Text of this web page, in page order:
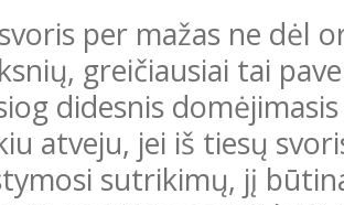
svoris per mažas ne dėl
greičiausiai tai
didesnis
atveju, jei iš tiesų
sutrikimų, jį